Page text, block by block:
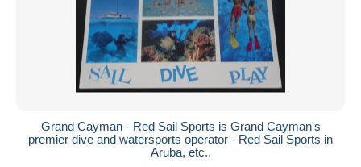
Grand Cayman - Red Sail Sports is Grand Cayman's
premier dive and watersports operator - Red Sail Sports in
Aruba, etc..